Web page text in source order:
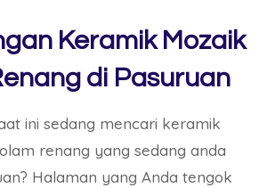
Keramik Mozaik
di Pasuruan
ini sedang mencari keramik
renang yang sedang anda
Halaman yang Anda tengok